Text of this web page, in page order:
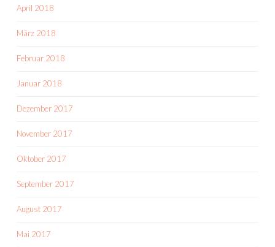
April 2018
März 2018
Februar 2018
Januar 2018
Dezember 2017
November 2017
Oktober 2017
September 2017
August 2017
Mai 2017